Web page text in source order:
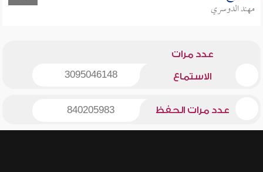
مهند الدوسري
عدد مرات
الاستماع 3095046148
عدد مرات الحفظ 840205983